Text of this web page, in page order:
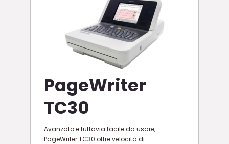
PageWriter
TC30
Avanzato e tuttavia facile da usare,
PageWriter TC30 offre velocità di